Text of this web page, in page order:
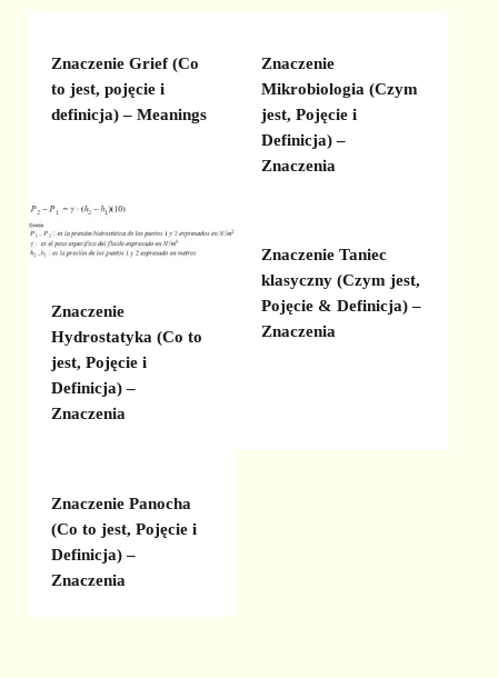
Znaczenie Grief (Co
to jest, pojęcie i
definicja) – Meanings
Znaczenie
Mikrobiologia (Czym
jest, Pojęcie i
Definicja) –
Znaczenia
Znaczenie
Hydrostatyka (Co to
jest, Pojęcie i
Definicja) –
Znaczenia
Znaczenie Taniec
klasyczny (Czym jest,
Pojęcie & Definicja) –
Znaczenia
Znaczenie Panocha
(Co to jest, Pojęcie i
Definicja) –
Znaczenia